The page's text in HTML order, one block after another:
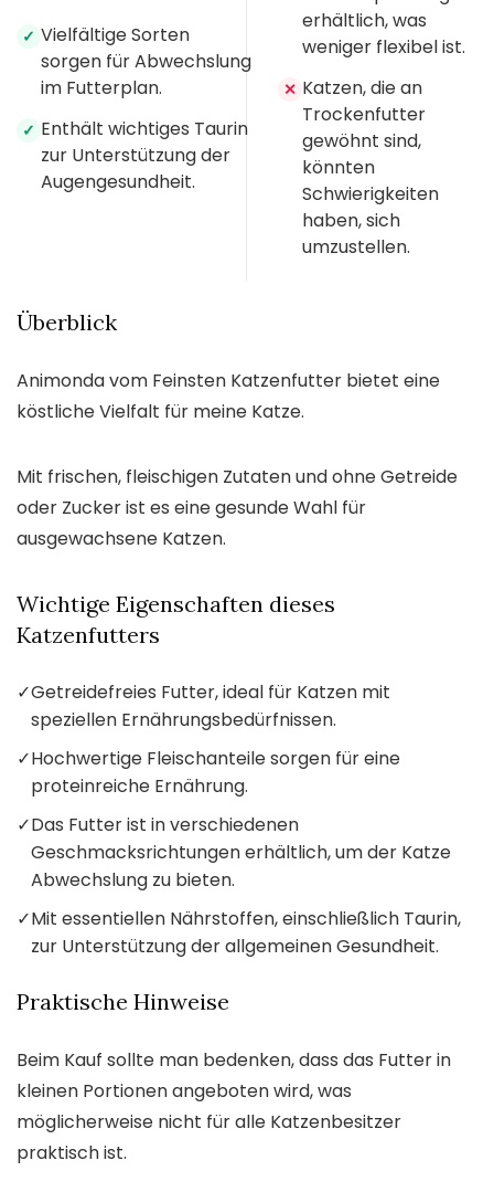
✓ Vielfältige Sorten
sorgen für Abwechslung
im Futterplan.
✓ Enthält wichtiges Taurin
zur Unterstützung der
Augengesundheit.
erhältlich, was
weniger flexibel ist.
✕ Katzen, die an
Trockenfutter
gewöhnt sind,
könnten
Schwierigkeiten
haben, sich
umzustellen.
Überblick
Animonda vom Feinsten Katzenfutter bietet eine
köstliche Vielfalt für meine Katze.
Mit frischen, fleischigen Zutaten und ohne Getreide
oder Zucker ist es eine gesunde Wahl für
ausgewachsene Katzen.
Wichtige Eigenschaften dieses
Katzenfutters
✓Getreidefreies Futter, ideal für Katzen mit
speziellen Ernährungsbedürfnissen.
✓Hochwertige Fleischanteile sorgen für eine
proteinreiche Ernährung.
✓Das Futter ist in verschiedenen
Geschmacksrichtungen erhältlich, um der Katze
Abwechslung zu bieten.
✓Mit essentiellen Nährstoffen, einschließlich Taurin,
zur Unterstützung der allgemeinen Gesundheit.
Praktische Hinweise
Beim Kauf sollte man bedenken, dass das Futter in
kleinen Portionen angeboten wird, was
möglicherweise nicht für alle Katzenbesitzer
praktisch ist.